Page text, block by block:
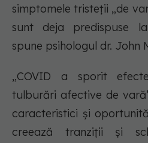
simptomele tristeții „de
sunt deja predispuse
spune psihologul dr. John
„COVID a sporit
tulburări afective de
caracteristici și
creează tranziții și